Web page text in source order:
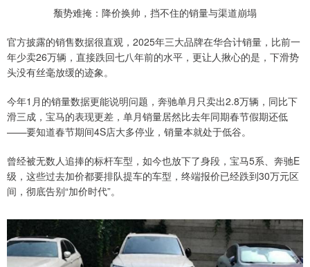
颓势难掩：降价换帅，挡不住的销量与渠道崩塌
官方披露的销售数据很直观，2025年三大品牌在华合计销量，比前一
年少卖26万辆，直接跌回七八年前的水平，更让人揪心的是，下滑势
头没有丝毫放缓的迹象。
今年1月的销量数据更能说明问题，奔驰单月只卖出2.8万辆，同比下
滑三成，宝马的表现更差，单月销量居然比去年同期春节假期还低
——要知道春节期间4S店大多停业，销量本就处于低谷。
曾经被无数人追捧的标杆车型，如今也放下了身段，宝马5系、奔驰E
级，这些过去加价都要排队提车的车型，终端报价已经跌到30万元区
间，彻底告别“加价时代”。